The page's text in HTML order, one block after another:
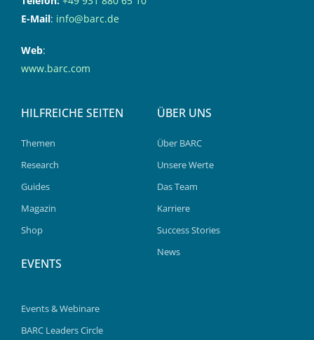
E-Mail: info@barc.de
Web:
www.barc.com
HILFREICHE SEITEN
Themen
Research
Guides
Magazin
Shop
EVENTS
Events & Webinare
BARC Leaders Circle
ÜBER UNS
Über BARC
Unsere Werte
Das Team
Karriere
Success Stories
News